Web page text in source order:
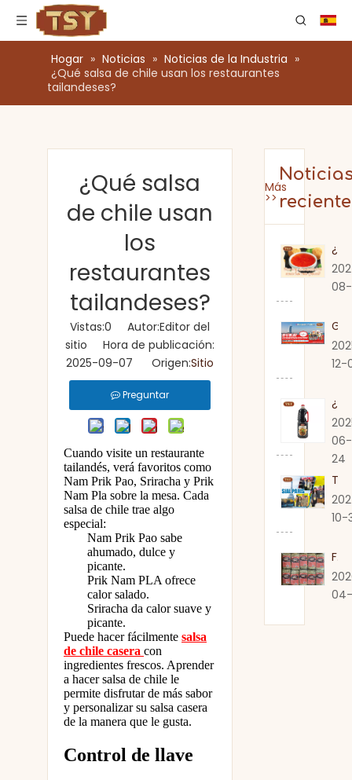
Hogar » Noticias » Noticias de la Industria »
¿Qué salsa de chile usan los restaurantes
tailandeses?
¿Qué salsa
de chile usan
los
restaurantes
tailandeses?
Vistas:0 Autor:Editor del
sitio Hora de publicación:
2025-09-07 Origen:Sitio
Preguntar
Cuando visite un restaurante
tailandés, verá favoritos como
Nam Prik Pao, Sriracha y Prik
Nam Pla sobre la mesa. Cada
salsa de chile trae algo
especial:
Nam Prik Pao sabe
ahumado, dulce y
picante.
Prik Nam PLA ofrece
calor salado.
Sriracha da calor suave y
picante.
Puede hacer fácilmente salsa
de chile casera con
ingredientes frescos. Aprender
a hacer salsa de chile le
permite disfrutar de más sabor
y personalizar su salsa casera
de la manera que le gusta.
Control de llave
Más
>>
12-
06-
24
10-
Fabricante premium de fideos TSY en Guangdong